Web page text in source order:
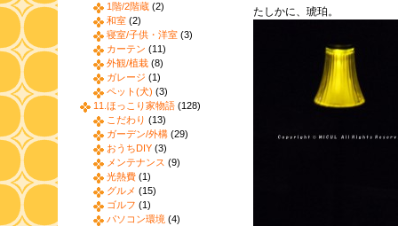
たしかに、琥珀。
1階/2階蔵 (2)
和室 (2)
寝室/子供・洋室 (3)
カーテン (11)
外観/植栽 (8)
ガレージ (1)
ペット(犬) (3)
11.ほっこり家物語 (128)
こだわり (13)
ガーデン/外構 (29)
おうちDIY (3)
メンテナンス (9)
光熱費 (1)
グルメ (15)
ゴルフ (1)
パソコン環境 (4)